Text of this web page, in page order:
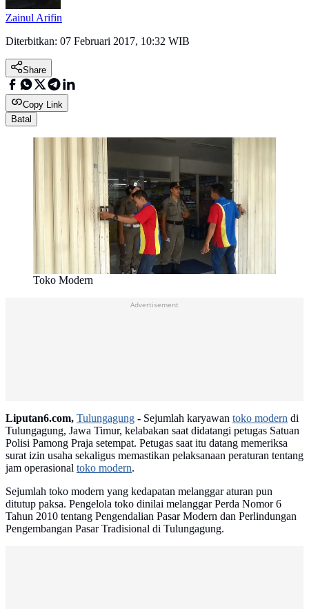
Zainul Arifin
Diterbitkan: 07 Februari 2017, 10:32 WIB
Share
Copy Link
Batal
Toko Modern
Advertisement
Liputan6.com, Tulungagung - Sejumlah karyawan toko modern di
Tulungagung, Jawa Timur, kelabakan saat didatangi petugas Satuan
Polisi Pamong Praja setempat. Petugas saat itu datang memeriksa
surat izin usaha sekaligus memastikan pelaksanaan peraturan tentang
jam operasional toko modern.
Sejumlah toko modern yang kedapatan melanggar aturan pun
ditutup paksa. Pengelola toko dinilai melanggar Perda Nomor 6
Tahun 2010 tentang Pengendalian Pasar Modern dan Perlindungan
Pengembangan Pasar Tradisional di Tulungagung.